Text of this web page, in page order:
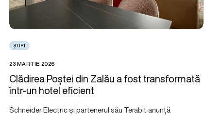
ȘTIRI
23 MARTIE 2026
Clădirea Poștei din Zalău a fost transformată
într-un hotel eficient
Schneider Electric și partenerul său Terabit anunță